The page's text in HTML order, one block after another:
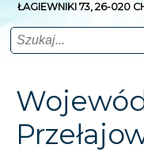
ŁAGIEWNIKI 73, 26-020